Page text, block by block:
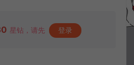
星钻，请先 登录